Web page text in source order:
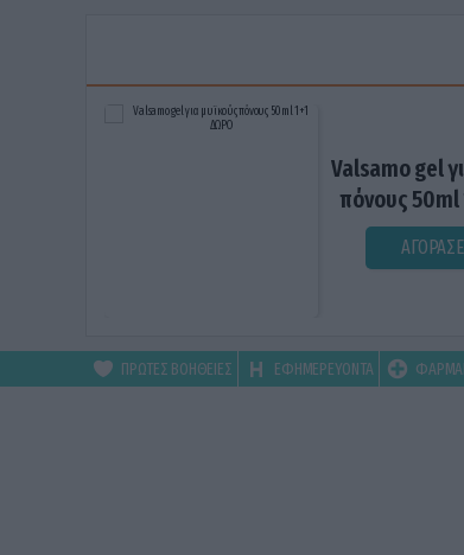
Valsamo gel
πόνους 50ml
ΠΡΩΤΕΣ ΒΟΗΘΕΙΕΣ ΕΦΗΜΕΡΕΥΟΝΤΑ